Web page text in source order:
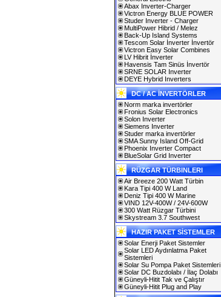
Abax Inverter-Charger
Victron Energy BLUE POWER
Studer Inverter - Charger
MultiPower Hibrid / Melez
Back-Up Island Systems
Tescom Solar İnverter İnvertör
Victron Easy Solar Combines
LV Hibrit İnverter
Havensis Tam Sinüs İnvertör
SRNE SOLAR Inverter
DEYE Hybrid Inverters
DC / AC İNVERTÖRLER
Norm marka invertörler
Fronius Solar Electronics
Solon Inverter
Siemens Inverter
Studer marka invertörler
SMA Sunny Island Off-Grid
Phoenix Inverter Compact
BlueSolar Grid Inverter
RÜZGAR TÜRBINLERI
Air Breeze 200 Watt Türbin
Kara Tipi 400 W Land
Deniz Tipi 400 W Marine
VIND 12V-400W / 24V-600W
300 Watt Rüzgar Türbini
Skystream 3.7 Southwest
HAZIR PAKET SİSTEMLER
Solar Enerji Paket Sistemler
Solar LED Aydınlatma Paket
Sistemleri
Solar Su Pompa Paket Sistemleri
Solar DC Buzdolabı / İlaç Dolabı
Güneyli-Hitit Tak ve Çalıştır
Güneyli-Hitit Plug and Play